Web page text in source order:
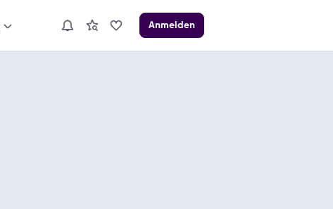
Anmelden